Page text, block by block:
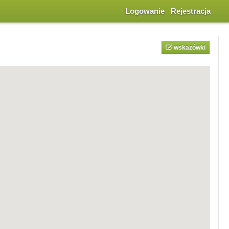
Logowanie Rejestracja
wskazówki